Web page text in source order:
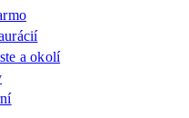
a okolí